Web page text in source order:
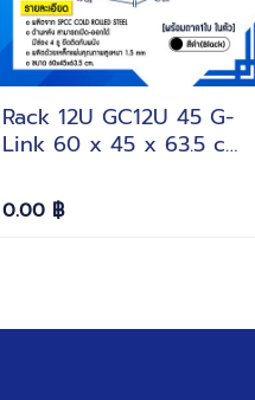
Rack 12U GC12U 45 G-
Link 60 x 45 x 63.5 cm.
ใบ)
0.00 ฿